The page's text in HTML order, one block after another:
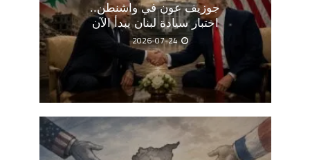
جوزيف عون في واشنطن..
اختبار سيادة لبنان يبدأ الآن
2026-07-24